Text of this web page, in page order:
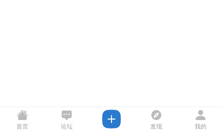
首页 论坛 发现 我的